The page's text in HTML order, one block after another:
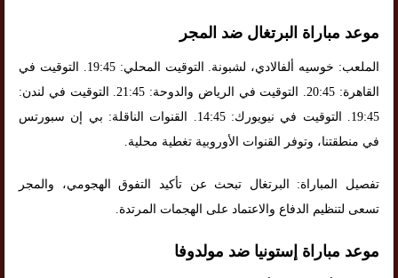
موعد مباراة البرتغال ضد المجر
الملعب: خوسيه ألفالادي، لشبونة. التوقيت المحلي: 19:45. التوقيت في
القاهرة: 20:45. التوقيت في الرياض والدوحة: 21:45. التوقيت في لندن:
19:45. التوقيت في نيويورك: 14:45. القنوات الناقلة: بي إن سبورتس
في منطقتنا، وتوفر القنوات الأوروبية تغطية محلية.
تفصيل المباراة: البرتغال تبحث عن تأكيد التفوق الهجومي، والمجر
تسعى لتنظيم الدفاع والاعتماد على الهجمات المرتدة.
موعد مباراة إستونيا ضد مولدوفا